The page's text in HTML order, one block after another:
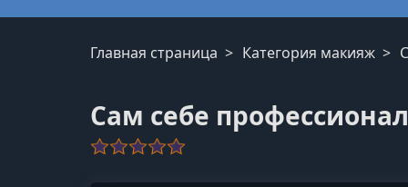
Главная страница Категория макияж
Сам себе